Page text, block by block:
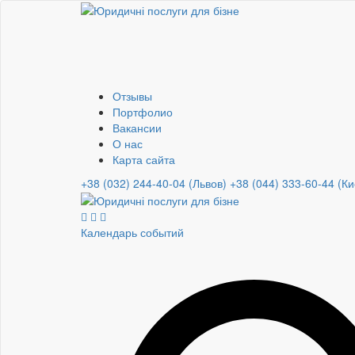
Отзывы
Портфолио
Вакансии
О нас
Карта сайта
+38 (032) 244-40-04 (Львов) +38 (044) 333-60-44
Календарь событий